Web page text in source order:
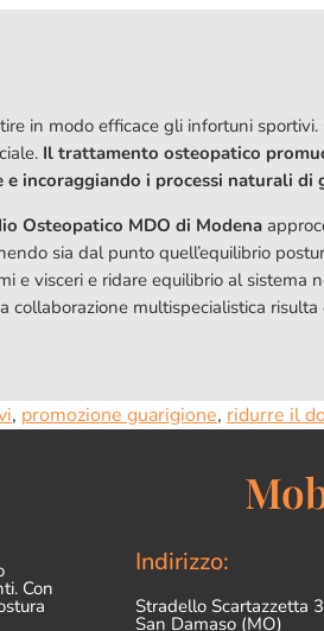
in modo efficace gli infortuni
Il trattamento osteopatico
e incoraggiando i processi naturali di
Osteopatico MDO di Modena
sia dal punto quell’equilibrio
e visceri e ridare equilibrio al
collaborazione multispecialistica
, promozione guarigione, ridurre il
Con
Indirizzo:
Stradello Scartazzetta
San Damaso (MO)